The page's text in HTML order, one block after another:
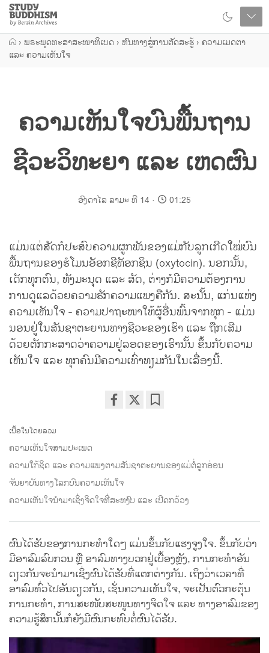
Close
Study
Buddhism
Home
› ພຣະພຸດທະສາສະໜາທິເບດ › ຫົນທາງສູ່ການຕັດສະຮູ້ › ຄວາມເມດຕາ
ແລະ ຄວາມເຫັນໃຈ
ຄວາມເຫັນໃຈບົນພື້ນຖານ
ຊີວະວິທະຍາ ແລະ ເຫດຜົນ
ອົງດາໄລ ລາມະ ທີ 14 01:25
ແມ່ນແຕ່ສັດກໍປະສົບຄວາມຜູກພັນຂອງແມ່ກັບລູກເກີດໃໝ່ບົນ
ພື້ນຖານຂອງຮໍໂມນອັອກຊີທັອກຊິນ (oxytocin). ນອກນັ້ນ,
ເດັກທຸກຕົນ, ທັງມະນຸດ ແລະ ສັດ, ຕ່າງກໍມີຄວາມຕ້ອງການ
ການດູແລດ້ວຍຄວາມຮັກຄວາມແພງຄືກັນ. ສະນັ້ນ, ແກ່ນແຫ່ງ
ຄວາມເຫັນໃຈ - ຄວາມປາຖະໜາໃຫ້ຜູ້ອື່ນພົ້ນຈາກທຸກ - ແມ່ນ
ນອນຢູ່ໃນສັນຊາຕະຍານທາງຊີວະຂອງເຮົາ ແລະ ຖືກເສີມ
ດ້ວຍຕັກກະສາດວ່າຄວາມຢູ່ລອດຂອງເຮົານັ້ນ ຂຶ້ນກັບຄວາມ
ເຫັນໃຈ ແລະ ທຸກຄົນມີຄວາມເທົ່າທຽມກັນໃນເລື່ອງນີ້.
ເນື້ອໃນໂດຍລວມ
ຄວາມເຫັນໃຈສາມປະເພດ
ຄວາມໃກ້ຊິດ ແລະ ຄວາມແພງຕາມສັນຊາຕະຍານຂອງແມ່ຕໍ່ລູກອ່ອນ
ຈັນຍາບັນທາງໂລກບົນຄວາມເຫັນໃຈ
ຄວາມເຫັນໃຈນຳມາເຊິ່ງຈິດໃຈທີ່ສະຫງົບ ແລະ ເປີດກວ້ວງ
ຜົນໄດ້ຮັບຂອງການກະທຳໃດໆ ແມ່ນຂຶ້ນກັບແຮງຈູງໃຈ. ຂຶ້ນກັບວ່າ
ມີອາລົມລົບກວນ ຫຼື ອາລົມທາງບວກຢູ່ເບື້ອງຫຼັງ, ການກະທຳອັນ
ດຽວກັນຈະນໍາມາເຊິ່ງຜົນໄດ້ຮັບທີ່ແຕກຕ່າງກັນ. ເຖິງວ່າເວລາທີ່
ອາລົມທົ່ວໄປອັນດຽວກັນ, ເຊັ່ນຄວາມເຫັນໃຈ, ຈະເປັນຕົວກະຕຸ້ນ
ການກະທໍາ, ການສະໜັບສະໜູນທາງຈິດໃຈ ແລະ ທາງອາລົມຂອງ
ຄວາມຮູ້ສຶກນັ້ນກໍຍັງມີຜົນກະທົບຕໍ່ຜົນໄດ້ຮັບ.